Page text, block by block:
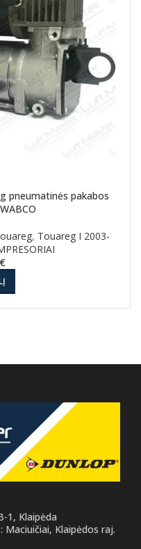
pneumatinės pakabos
, Touareg I 2003-
€
1, Klaipėda
Klaipėdos raj.